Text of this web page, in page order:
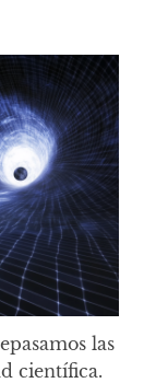
las
científica.